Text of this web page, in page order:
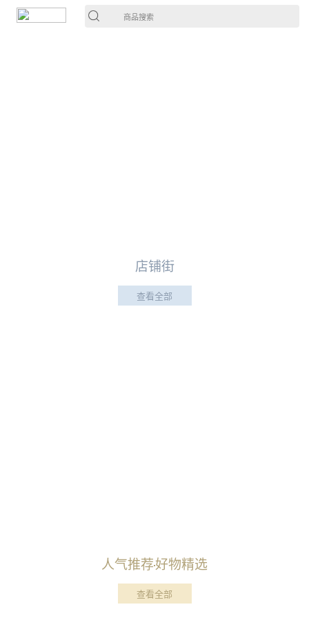
商品搜索
店铺街
查看全部
人气推荐好物精选
查看全部